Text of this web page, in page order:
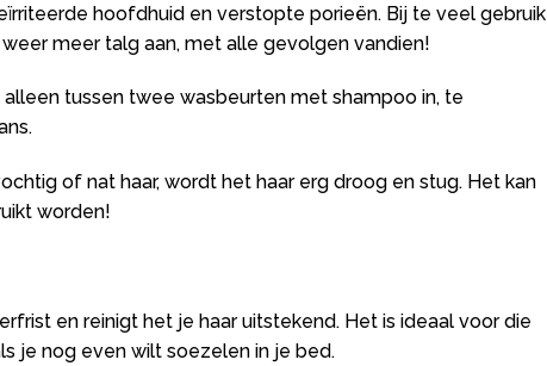
hoofdhuid en verstopte porieën. Bij te veel gebruik
meer talg aan, met alle gevolgen vandien!
tussen twee wasbeurten met shampoo in, te
of nat haar, wordt het haar erg droog en stug. Het kan
worden!
en reinigt het je haar uitstekend. Het is ideaal voor die
je nog even wilt soezelen in je bed.